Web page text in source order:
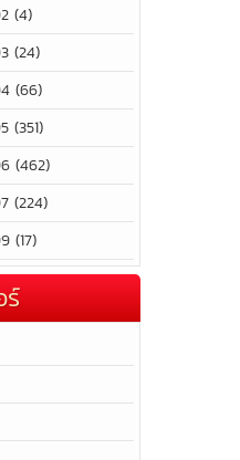
(4)
(24)
(66)
(351)
(462)
(224)
(17)
ร์